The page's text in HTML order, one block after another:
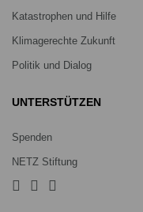
Katastrophen und Hilfe
Klimagerechte Zukunft
Politik und Dialog
UNTERSTÜTZEN
Spenden
NETZ Stiftung